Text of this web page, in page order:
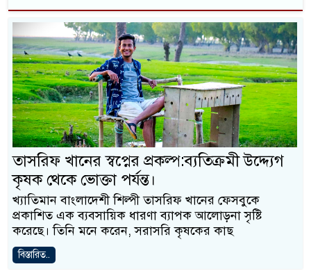
তাসরিফ খানের স্বপ্নের প্রকল্প:ব্যতিক্রমী উদ্দ্যেগ
কৃষক থেকে ভোক্তা পর্যন্ত।
খ্যাতিমান বাংলাদেশী শিল্পী তাসরিফ খানের ফেসবুকে
প্রকাশিত এক ব্যবসায়িক ধারণা ব্যাপক আলোড়না সৃষ্টি
করেছে। তিনি মনে করেন, সরাসরি কৃষকের কাছ
বিস্তারিত..